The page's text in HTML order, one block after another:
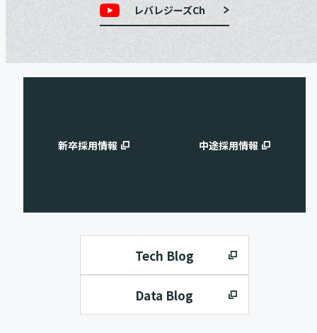
レバレジーズCh
新卒採用情報 中途採用情報
Tech Blog
Data Blog